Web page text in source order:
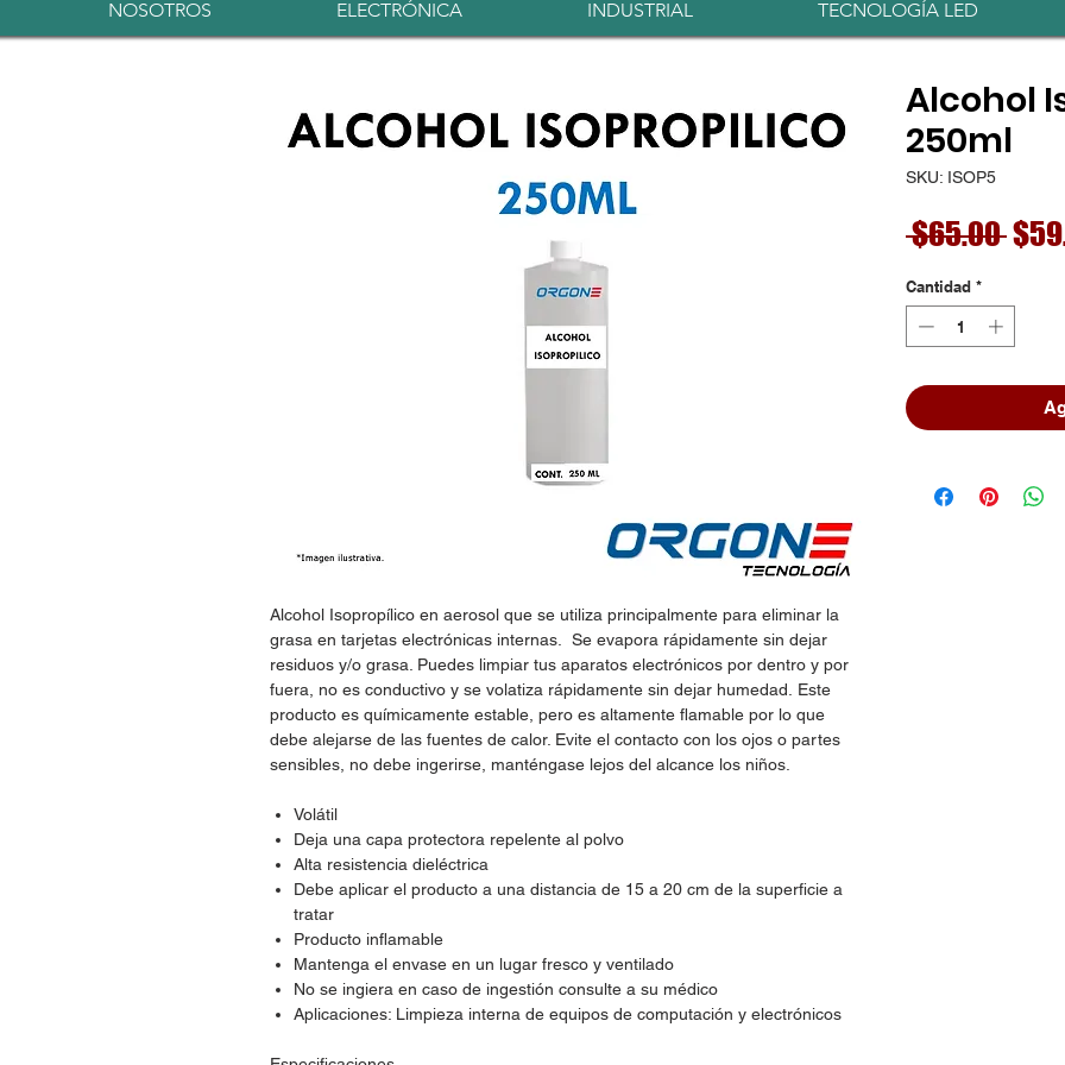
NOSOTROS ELECTRÓNICA INDUSTRIAL TECNOLOGÍA LED
Alcohol Isopropílico en aerosol que se utiliza principalmente para eliminar la
grasa en tarjetas electrónicas internas. Se evapora rápidamente sin dejar
residuos y/o grasa. Puedes limpiar tus aparatos electrónicos por dentro y por
fuera, no es conductivo y se volatiza rápidamente sin dejar humedad. Este
producto es químicamente estable, pero es altamente flamable por lo que
debe alejarse de las fuentes de calor. Evite el contacto con los ojos o partes
sensibles, no debe ingerirse, manténgase lejos del alcance los niños.
Volátil
Deja una capa protectora repelente al polvo
Alta resistencia dieléctrica
Debe aplicar el producto a una distancia de 15 a 20 cm de la superficie a
tratar
Producto inflamable
Mantenga el envase en un lugar fresco y ventilado
No se ingiera en caso de ingestión consulte a su médico
Aplicaciones: Limpieza interna de equipos de computación y electrónicos
Alcohol
250ml
SKU: ISOP5
$65.00
Cantidad *